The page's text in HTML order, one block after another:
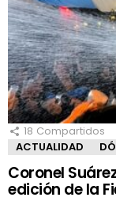
18 Compartidos
ACTUALIDAD
Coronel
edición de la